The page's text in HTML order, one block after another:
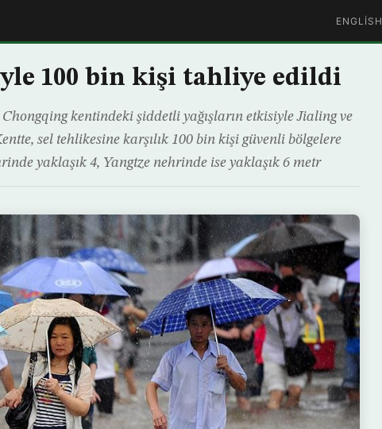
ENGLISH
100 bin kişi tahliye edildi
kentindeki şiddetli yağışların etkisiyle Jialing ve
sel tehlikesine karşılık 100 bin kişi güvenli bölgelere
yaklaşık 4, Yangtze nehrinde ise yaklaşık 6 metr